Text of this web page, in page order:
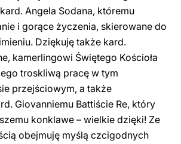
Angela Sodana, któremu
i gorące życzenia, skierowane do
Dziękuję także kard.
kamerlingowi Świętego Kościoła
troskliwą pracę w tym
przejściowym, a także
Giovanniemu Battiście Re, który
konklawe – wielkie dzięki! Ze
obejmuję myślą czcigodnych